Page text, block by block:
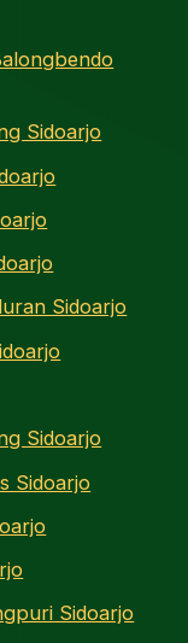
Sidoarjo
Sidoarjo
Sidoarjo
Sidoarjo
Sidoarjo